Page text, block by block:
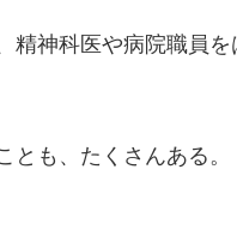
精神科医や病院職員を
とも、たくさんある。